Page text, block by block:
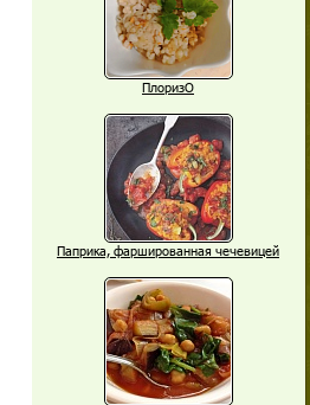
ПлоризО
Паприка, фаршированная чечевицей